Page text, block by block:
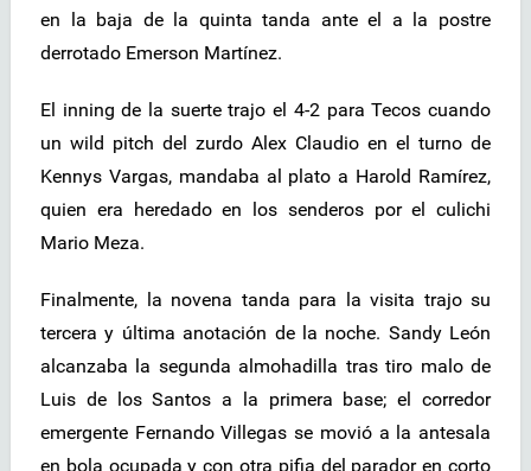
en la baja de la quinta tanda ante el a la postre
derrotado Emerson Martínez.
El inning de la suerte trajo el 4-2 para Tecos cuando
un wild pitch del zurdo Alex Claudio en el turno de
Kennys Vargas, mandaba al plato a Harold Ramírez,
quien era heredado en los senderos por el culichi
Mario Meza.
Finalmente, la novena tanda para la visita trajo su
tercera y última anotación de la noche. Sandy León
alcanzaba la segunda almohadilla tras tiro malo de
Luis de los Santos a la primera base; el corredor
emergente Fernando Villegas se movió a la antesala
en bola ocupada y con otra pifia del parador en corto